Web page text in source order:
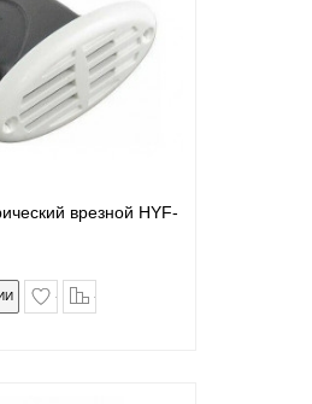
врезной HYF-
в закладки